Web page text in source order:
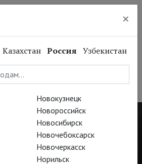
×
Казахстан Россия Узбекистан
Новокузнецк
Новороссийск
Новосибирск
Новочебоксарск
Новочеркасск
Норильск